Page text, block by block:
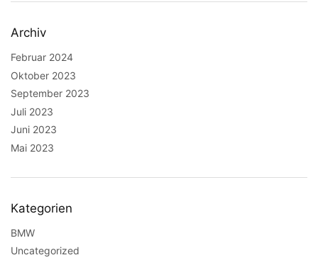
Archiv
Februar 2024
Oktober 2023
September 2023
Juli 2023
Juni 2023
Mai 2023
Kategorien
BMW
Uncategorized